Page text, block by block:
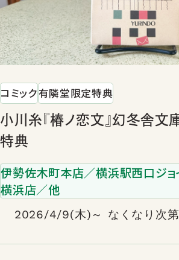
コミック有隣堂限定特典
小川糸『椿ノ恋文』幻冬舎文庫 有隣堂限
特典
伊勢佐木町本店／横浜駅西口ジョ
横浜店／他
2026/4/9(木)～ なくなり次第